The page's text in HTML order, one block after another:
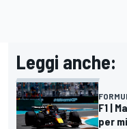
Leggi anche:
F1 |
per